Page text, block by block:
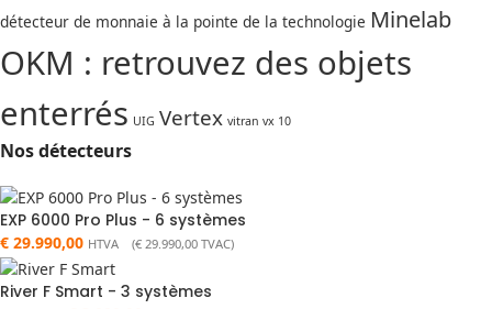
détecteur de monnaie à la pointe de la technologie Minelab
OKM : retrouvez des objets
enterrés UIG Vertex vitran vx 10
Nos détecteurs
EXP 6000 Pro Plus - 6 systèmes
€ 29.990,00 HTVA (€ 29.990,00 TVAC)
River F Smart - 3 systèmes